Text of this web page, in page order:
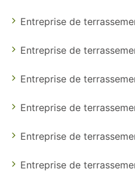
Entreprise de
Entreprise de
Entreprise de
Entreprise de
Entreprise de
Entreprise de